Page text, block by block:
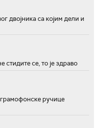
двојника са којим дели и
стидите се, то је здраво
ручице